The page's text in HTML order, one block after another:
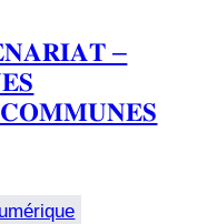
–
𝐂𝐎𝐌𝐌𝐔𝐍𝐄𝐒